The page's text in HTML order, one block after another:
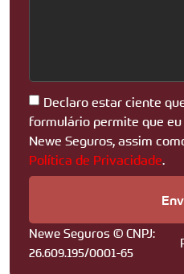
Declaro estar ciente
formulário permite que
Newe Seguros, assim
Política de Privacidade.
Newe Seguros © CNPJ:
26.609.195/0001-65